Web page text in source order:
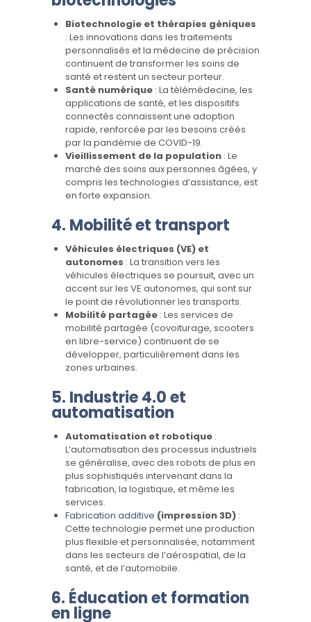
Biotechnologie et thérapies géniques
: Les innovations dans les traitements
personnalisés et la médecine de précision
continuent de transformer les soins de
santé et restent un secteur porteur.
Santé numérique: La télémédecine, les
applications de santé, et les dispositifs
connectés connaissent une adoption
rapide, renforcée par les besoins créés
par la pandémie de COVID-19.
Vieillissement de la population: Le
marché des soins aux personnes âgées, y
compris les technologies d’assistance, est
en forte expansion.
4. Mobilité et transport
Véhicules électriques (VE) et
autonomes : La transition vers les
véhicules électriques se poursuit, avec un
accent sur les VE autonomes, qui sont sur
le point de révolutionner les transports.
Mobilité partagée: Les services de
mobilité partagée (covoiturage, scooters
en libre-service) continuent de se
développer, particulièrement dans les
zones urbaines.
5. Industrie 4.0 et
automatisation
Automatisation et robotique:
L’automatisation des processus industriels
se généralise, avec des robots de plus en
plus sophistiqués intervenant dans la
fabrication, la logistique, et même les
services.
Fabrication additive (impression 3D):
Cette technologie permet une production
plus flexible et personnalisée, notamment
dans les secteurs de l’aérospatial, de la
santé, et de l’automobile.
6. Éducation et formation
en ligne